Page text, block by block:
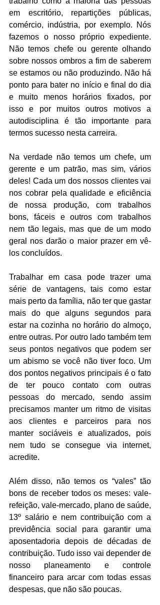
em escritório, repartições públicas,
comércio, indústria, por exemplo. Nós
fazemos o nosso próprio expediente.
Não temos chefe ou gerente olhando
sobre nossos ombros a fim de saberem
se estamos ou não produzindo. Não há
ponto para bater no início e final do dia
e muito menos horários fixados, por
isso e por muitos outros motivos a
autodisciplina é tão importante para
termos sucesso nesta carreira.
Na verdade não temos um chefe, um
gerente e um patrão, mas sim, vários
deles! Cada um dos nossos clientes vai
nos cobrar pela qualidade e eficiência
de nossa produção, com trabalhos
bons, fáceis e outros com trabalhos
nem tão legais, mas que de um modo
geral nos darão o maior prazer em vê-
los concluídos.
Trabalhar em casa pode trazer uma
série de vantagens, tais como estar
mais perto da família, não ter que gastar
mais do que alguns segundos para
estar na cozinha no horário do almoço,
entre outras. Por outro lado também tem
seus pontos negativos que podem ser
um abismo se você não tiver foco. Um
dos pontos negativos principais é o fato
de ter pouco contato com outras
pessoas do mercado, sendo assim
precisamos manter um ritmo de visitas
aos clientes e parceiros para nos
manter sociáveis e atualizados, pois
nem tudo se consegue via internet,
acredite.
Além disso, não temos os “vales” tão
bons de receber todos os meses: vale-
refeição, vale-mercado, plano de saúde,
13º salário e nem contribuição com a
previdência social para garantir uma
aposentadoria depois de décadas de
contribuição. Tudo isso vai depender de
nosso planeamento e controle
financeiro para arcar com todas essas
despesas, que não são poucas.